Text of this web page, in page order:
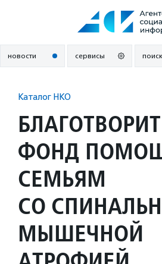
новости сервисы поиск
Каталог НКО
ФОНД
СЕМЬЯМ
СО
МЫШЕЧНОЙ